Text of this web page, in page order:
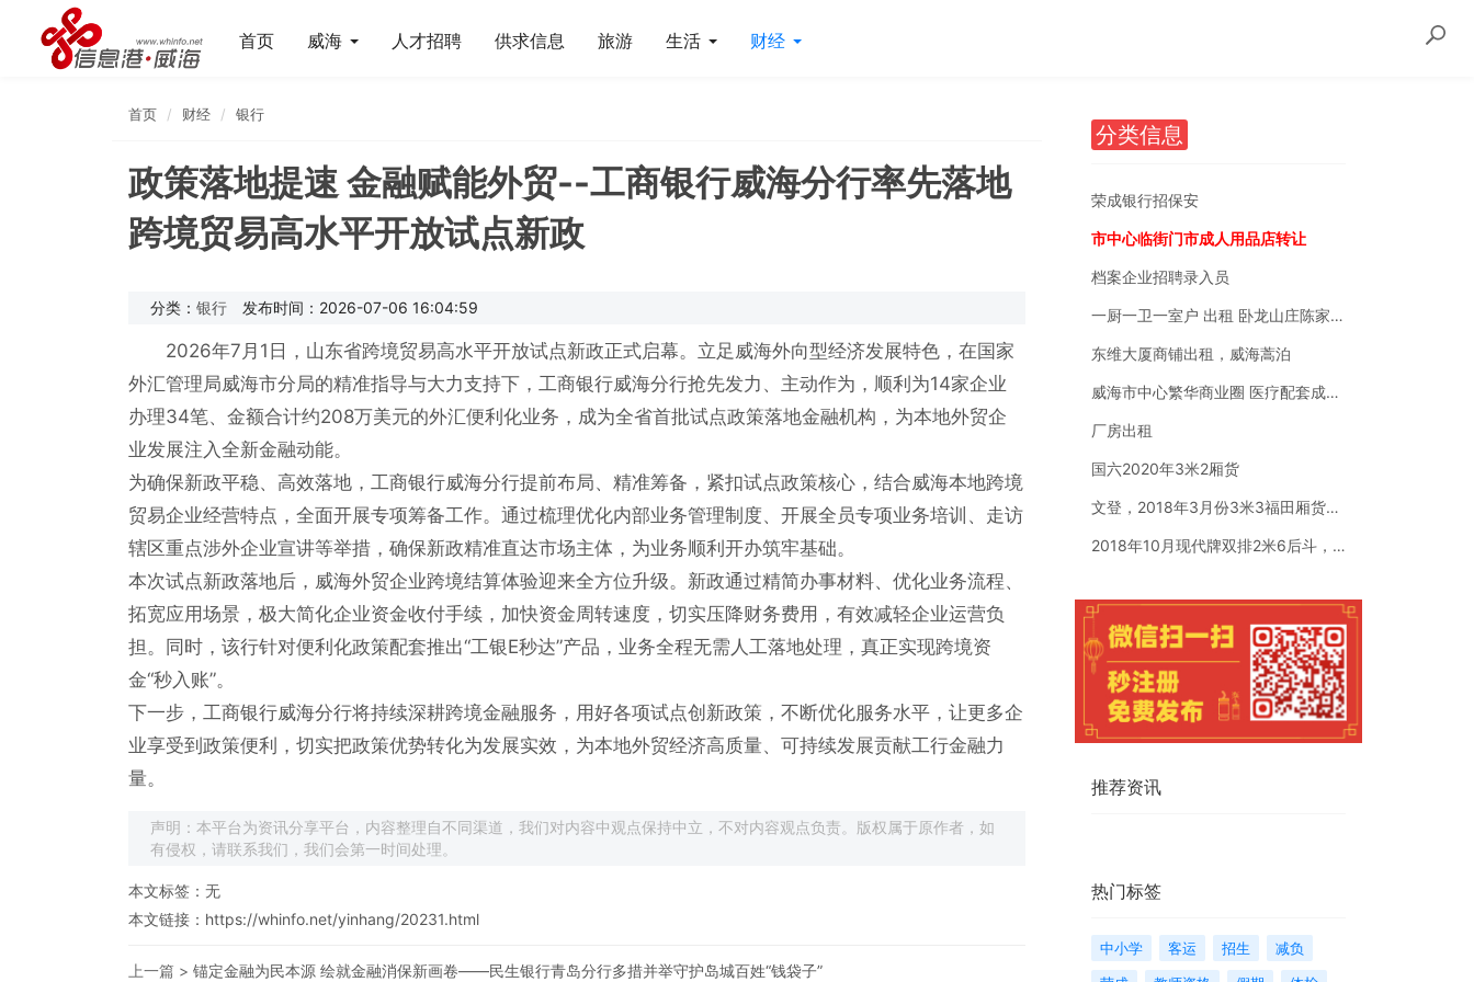
首页 威海 人才招聘 供求信息 旅游 生活 财经
首页 财经 银行
政策落地提速 金融赋能外贸--工商银行威海分行率先落地
跨境贸易高水平开放试点新政
分类： 银行 发布时间：2026-07-06 16:04:59
2026年7月1日，山东省跨境贸易高水平开放试点新政正式启幕。立足威海外向型经济发展特色，在国家
外汇管理局威海市分局的精准指导与大力支持下，工商银行威海分行抢先发力、主动作为，顺利为14家企业
办理34笔、金额合计约208万美元的外汇便利化业务，成为全省首批试点政策落地金融机构，为本地外贸企
业发展注入全新金融动能。
为确保新政平稳、高效落地，工商银行威海分行提前布局、精准筹备，紧扣试点政策核心，结合威海本地跨境
贸易企业经营特点，全面开展专项筹备工作。通过梳理优化内部业务管理制度、开展全员专项业务培训、走访
辖区重点涉外企业宣讲等举措，确保新政精准直达市场主体，为业务顺利开办筑牢基础。
本次试点新政落地后，威海外贸企业跨境结算体验迎来全方位升级。新政通过精简办事材料、优化业务流程、
拓宽应用场景，极大简化企业资金收付手续，加快资金周转速度，切实压降财务费用，有效减轻企业运营负
担。同时，该行针对便利化政策配套推出“工银E秒达”产品，业务全程无需人工落地处理，真正实现跨境资
金“秒入账”。
下一步，工商银行威海分行将持续深耕跨境金融服务，用好各项试点创新政策，不断优化服务水平，让更多企
业享受到政策便利，切实把政策优势转化为发展实效，为本地外贸经济高质量、可持续发展贡献工行金融力
量。
声明：本平台为资讯分享平台，内容整理自不同渠道，我们对内容中观点保持中立，不对内容观点负责。版权属于原作者，如
有侵权，请联系我们，我们会第一时间处理。
本文标签：无
本文链接： https://whinfo.net/yinhang/20231.html
上一篇 > 锚定金融为民本源 绘就金融消保新画卷——民生银行青岛分行多措并举守护岛城百姓“钱袋子”
分类信息
荣成银行招保安
市中心临街门市成人用品店转让
档案企业招聘录入员
一厨一卫一室户 出租 卧龙山庄陈家后沟附近
东维大厦商铺出租，威海蒿泊
威海市中心繁华商业圈 医疗配套成熟 南北通透
厂房出租
国六2020年3米2厢货
文登，2018年3月份3米3福田厢货。国五全柴汽油1.5排量
2018年10月现代牌双排2米6后斗，个人一手车，车是现代牌
推荐资讯
热门标签
中小学 客运 招生
减负